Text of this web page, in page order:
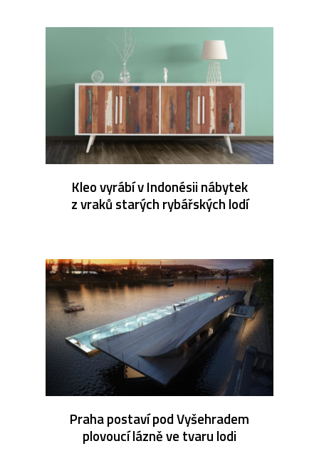
Kleo vyrábí v Indonésii nábytek
z vraků starých rybářských lodí
Praha postaví pod Vyšehradem
plovoucí lázně ve tvaru lodi